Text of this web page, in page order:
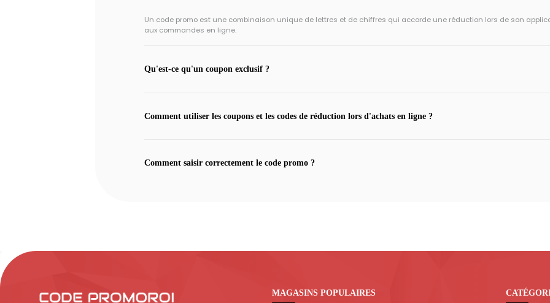
Un code promo est une combinaison unique de lettres et de chiffres qui accorde une réduction lors de son
aux commandes en ligne.
Qu'est-ce qu'un coupon exclusif ?
Comment utiliser les coupons et les codes de réduction lors d'achats en ligne ?
Comment saisir correctement le code promo ?
MAGASINS POPULAIRES